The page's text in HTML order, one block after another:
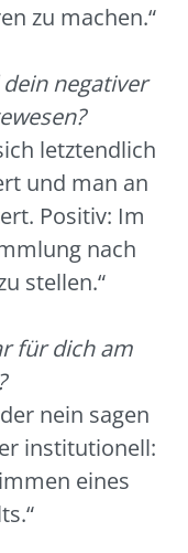
zu machen.“
negativer
letztendlich
und man an
Positiv: Im
nach
stellen.“
für dich am
nein sagen
institutionell:
eines